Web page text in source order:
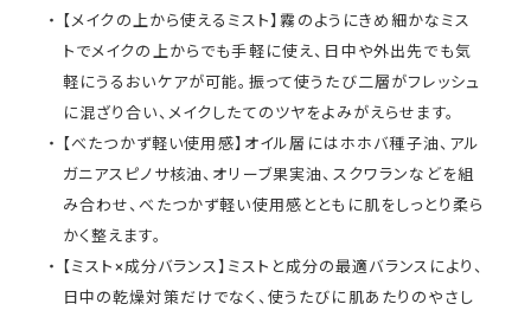
【メイクの上から使えるミスト】霧のようにきめ細かなミス
トでメイクの上からでも手軽に使え、日中や外出先でも気
軽にうるおいケアが可能。振って使うたび二層がフレッシュ
に混ざり合い、メイクしたてのツヤをよみがえらせます。
【べたつかず軽い使用感】オイル層にはホホバ種子油、アル
ガニアスピノサ核油、オリーブ果実油、スクワランなどを組
み合わせ、べたつかず軽い使用感とともに肌をしっとり柔ら
かく整えます。
【ミスト×成分バランス】ミストと成分の最適バランスにより、
日中の乾燥対策だけでなく、使うたびに肌あたりのやさし